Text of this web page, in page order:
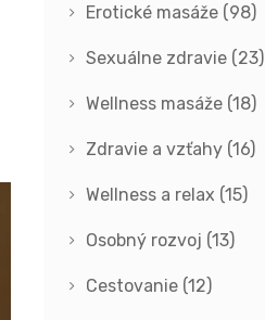
Erotické masáže (98)
Sexuálne zdravie (23)
Wellness masáže (18)
Zdravie a vzťahy (16)
Wellness a relax (15)
Osobný rozvoj (13)
Cestovanie (12)